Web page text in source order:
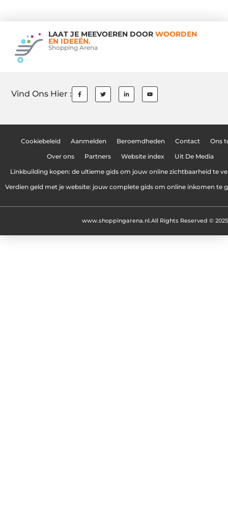
LAAT JE MEEVOEREN DOOR WOORDEN
EN IDEEËN.
Shopping Arena
Vind Ons Hier :
Cookiebeleid Aanmelden Beroemdheden Contact Ons
Over ons Partners Website index Uit De Media
Linkbuilding kopen: de ultieme gids om jouw online zichtbaarheid te
Verdien geld met je website: jouw complete gids om online inkomen te
All Rights Reserved © 2025
www.shoppingarena.nl.